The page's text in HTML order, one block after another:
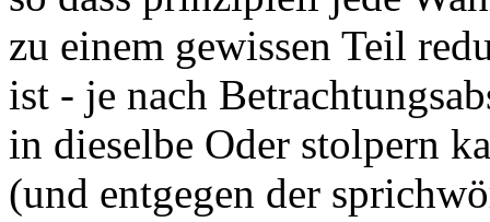
zu einem gewissen Teil
ist - je nach
in dieselbe Oder stolpern
(und entgegen der